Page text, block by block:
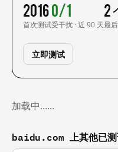
2016
首次测试
0/1
受干扰 · 近 90 天
2
最
立即测试
加载中……
baidu.com 上其他已测